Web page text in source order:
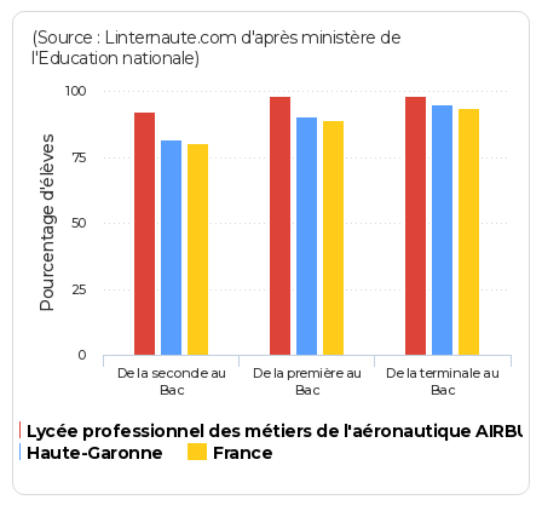
Pourcentage d'élèves
(Source : Linternaute.com d'après ministère de
l'Education nationale)
Lycée professionnel des métiers de l'aéronautique AIRBUS
Haute-Garonne
France
De la seconde au
Bac
De la première au
Bac
De la terminale au
Bac
0
25
50
75
100